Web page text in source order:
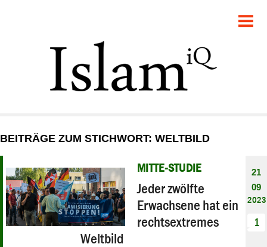
GESELLSCHAFT
STARTSEITE
DEBATTE
PANORAMA
BEITRÄGE ZUM STICHWORT: WELTBILD
MITTE-STUDIE
Jeder zwölfte
Erwachsene hat ein
rechtsextremes
Weltbild
21
09
2023
1